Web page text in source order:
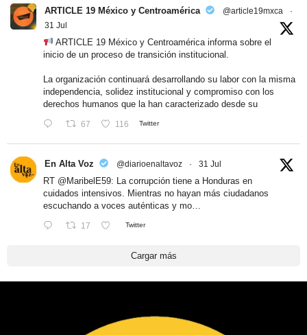
ARTICLE 19 México y Centroamérica @article19mxca
·
31 Jul
ARTICLE 19 México y Centroamérica informa sobre el
inicio de un proceso de transición institucional.
La organización continuará desarrollando su labor con la misma
independencia, solidez institucional y compromiso con los
derechos humanos que la han caracterizado desde su
67 116 Twitter
En Alta Voz @diarioenaltavoz · 31 Jul
RT @MaribelE59: La corrupción tiene a Honduras en
cuidados intensivos. Mientras no hayan más ciudadanos
escuchando a voces auténticas y mo…
17 Twitter
Cargar más